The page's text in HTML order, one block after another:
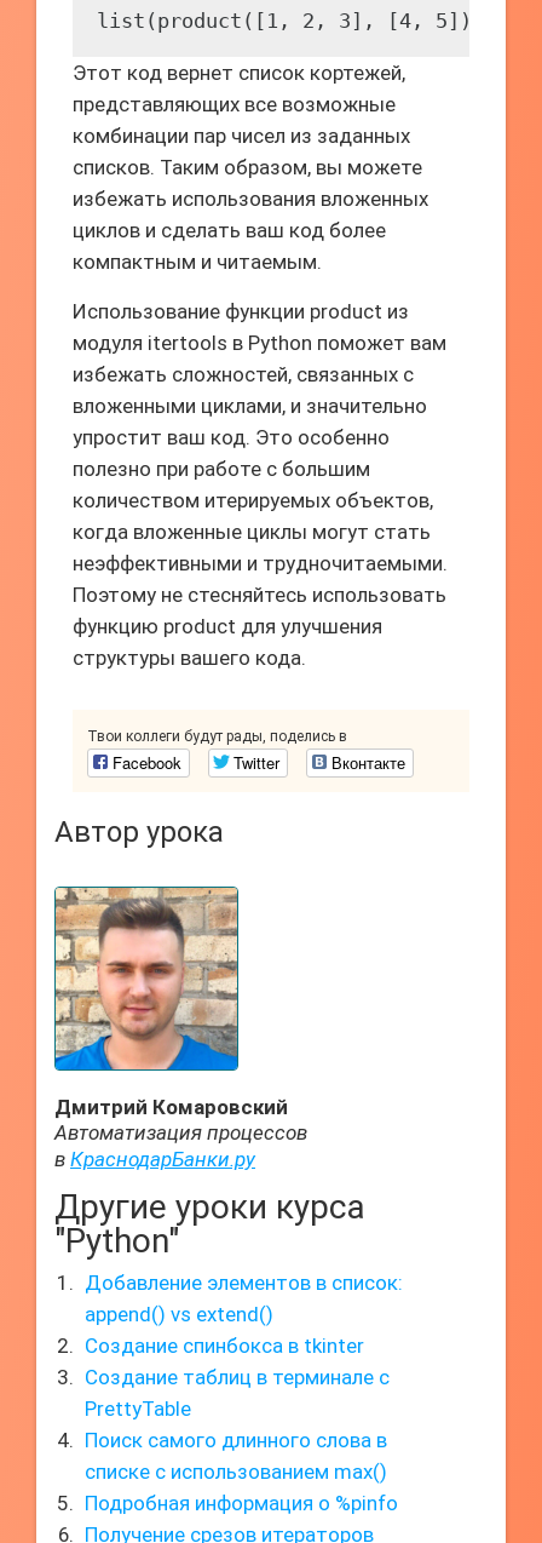
list(product([1, 2, 3], [4, 5]))
Этот код вернет список кортежей,
представляющих все возможные
комбинации пар чисел из заданных
списков. Таким образом, вы можете
избежать использования вложенных
циклов и сделать ваш код более
компактным и читаемым.
Использование функции product из
модуля itertools в Python поможет вам
избежать сложностей, связанных с
вложенными циклами, и значительно
упростит ваш код. Это особенно
полезно при работе с большим
количеством итерируемых объектов,
когда вложенные циклы могут стать
неэффективными и трудночитаемыми.
Поэтому не стесняйтесь использовать
функцию product для улучшения
структуры вашего кода.
Твои коллеги будут рады, поделись в
Facebook Twitter Вконтакте
Автор урока
Дмитрий Комаровский
Автоматизация процессов
в КраснодарБанки.ру
Другие уроки курса
"Python"
Добавление элементов в список:
append() vs extend()
Создание спинбокса в tkinter
Создание таблиц в терминале с
PrettyTable
Поиск самого длинного слова в
списке с использованием max()
Подробная информация о %pinfo
Получение срезов итераторов